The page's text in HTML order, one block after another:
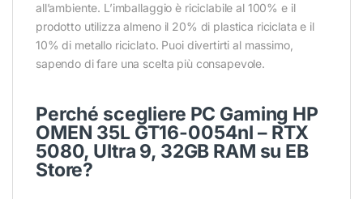
all’ambiente. L’imballaggio è riciclabile al 100% e il
prodotto utilizza almeno il 20% di plastica riciclata e il
10% di metallo riciclato. Puoi divertirti al massimo,
sapendo di fare una scelta più consapevole.
Perché scegliere PC Gaming HP
OMEN 35L GT16-0054nl – RTX
5080, Ultra 9, 32GB RAM su EB
Store?